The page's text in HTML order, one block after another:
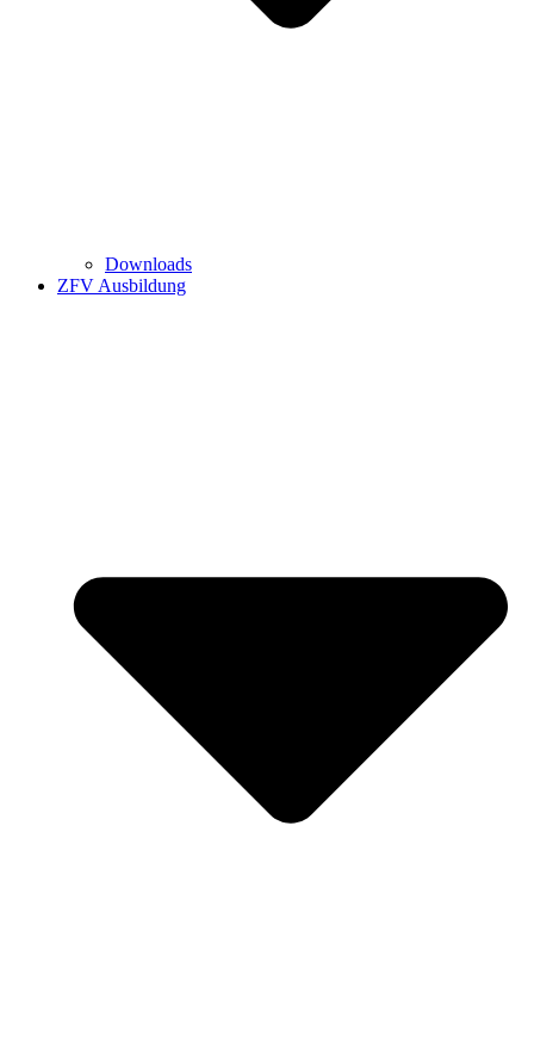
Downloads
ZFV Ausbildung